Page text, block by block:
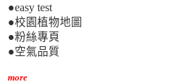
●easy test
●校園植物地圖
●粉絲專頁
●空氣品質
more